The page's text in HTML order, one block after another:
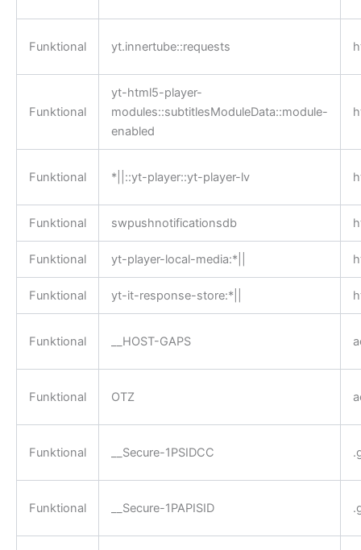
Funktional yt.innertube::requests
Funktional
yt-html5-player-
modules::subtitlesModuleData::module-
enabled
Funktional *||::yt-player::yt-player-lv
Funktional swpushnotificationsdb
Funktional yt-player-local-media:*||
Funktional yt-it-response-store:*||
Funktional __HOST-GAPS
Funktional OTZ
Funktional __Secure-1PSIDCC
Funktional __Secure-1PAPISID